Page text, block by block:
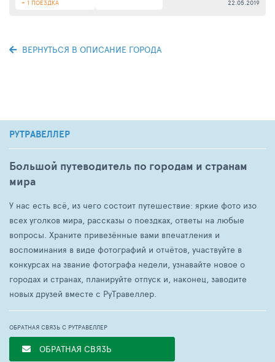
+ 1 ПОЕЗДКА
22.05.2019
ВЕРНУТЬСЯ В ОПИСАНИЕ ГОРОДА
РУТРАВЕЛЛЕР
Большой путеводитель по городам и странам
мира
У нас есть всё, из чего состоит путешествие: яркие фото изо
всех уголков мира, рассказы о поездках, ответы на любые
вопросы. Храните привезённые вами впечатления и
воспоминания в виде фотографий и отчётов, участвуйте в
конкурсах на звание фотографа недели, узнавайте новое о
городах и странах, планируйте отпуск и, наконец, заводите
новых друзей вместе с РуТравеллер.
ОБРАТНАЯ СВЯЗЬ С РУТРАВЕЛЛЕР
ОБРАТНАЯ СВЯЗЬ